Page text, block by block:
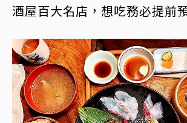
酒屋百大名店，想吃務必提前